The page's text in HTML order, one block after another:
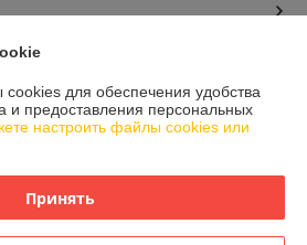
Deal.by
для обеспечения удобства
и предоставления персональных
настроить файлы cookies или
Принять